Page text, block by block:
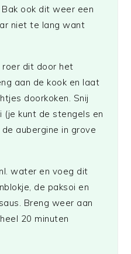
ook dit weer een
niet te lang want
roer dit door het
aan de kook en laat
doorkoken. Snij
(je kunt de stengels en
aubergine in grove
water en voeg dit
de paksoi en
Breng weer aan
20 minuten